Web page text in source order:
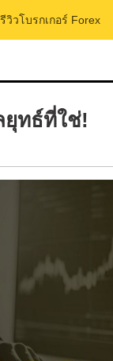
รีวิวโบรกเกอร์ Forex
ยุทธ์ที่ใช่!